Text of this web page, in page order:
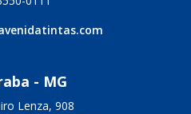
- MG
Lenza, 908